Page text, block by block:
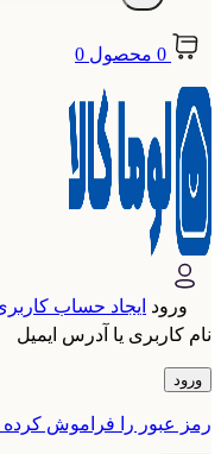
0 محصول 0
ورود ایجاد حساب
نام کاربری یا آدرس ایمیل
ورود
رمز عبور را فراموش کرده